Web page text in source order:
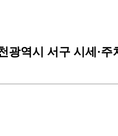
역시 서구 시세·주